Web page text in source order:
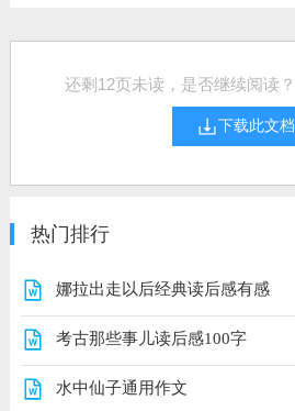
还剩 12页未读，是否继续阅读？
下载此文档
热门排行
娜拉出走以后经典读后感有感
考古那些事儿读后感100字
水中仙子通用作文